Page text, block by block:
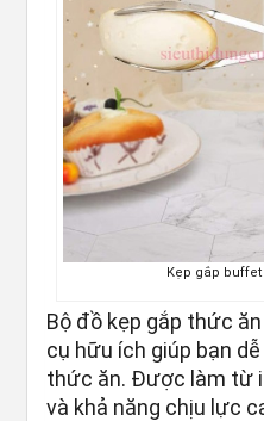
Kẹp gắp
Bộ đồ kẹp gắp thức
cụ hữu ích giúp bạn
thức ăn. Được làm từ
và khả năng chịu lực